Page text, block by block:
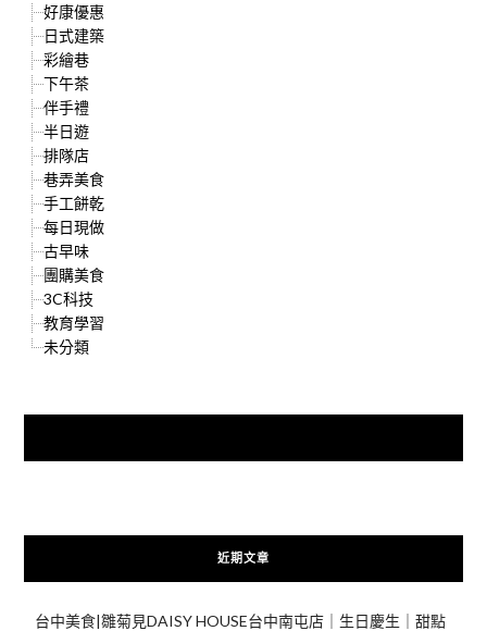
好康優惠
日式建築
彩繪巷
下午茶
伴手禮
半日遊
排隊店
巷弄美食
手工餅乾
每日現做
古早味
團購美食
3C科技
教育學習
未分類
近期文章
台中美食|雛菊見DAISY HOUSE台中南屯店｜生日慶生｜甜點